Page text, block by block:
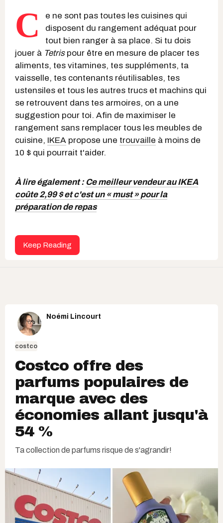
C
e ne sont pas toutes les cuisines qui
disposent du rangement adéquat pour
tout bien ranger à sa place. Si tu dois
jouer à Tetrispour être en mesure de placer tes
aliments, tes vitamines, tes suppléments, ta
vaisselle, tes contenants réutilisables, tes
ustensiles et tous les autres trucs et machins qui
se retrouvent dans tes armoires, on a une
suggestion pour toi. Afin de maximiser le
rangement sans remplacer tous les meubles de
cuisine, IKEA propose une trouvaille à moins de
10 $ qui pourrait t'aider.
À lire également : Ce meilleur vendeur au IKEA
coûte 2,99 $ et c'est un « must » pour la
préparation de repas
Keep Reading
Noémi Lincourt
costco
Costco offre des
parfums populaires de
marque avec des
économies allant jusqu'à
54 %
Ta collection de parfums risque de s'agrandir!